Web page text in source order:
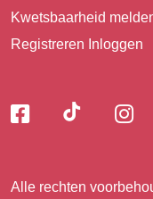
Kwetsbaarheid
Registreren Inloggen
Volg
ons
Volg
Volg
Alle rechten